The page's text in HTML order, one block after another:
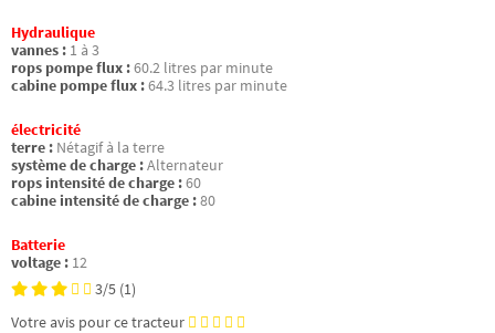
Hydraulique
vannes : 1 à 3
rops pompe flux :60.2 litres par minute
cabine pompe flux :64.3 litres par minute
électricité
terre : Nétagif à la terre
système de charge :Alternateur
rops intensité de charge :60
cabine intensité de charge :80
Batterie
voltage : 12
3/5 (1)
Votre avis pour ce tracteur